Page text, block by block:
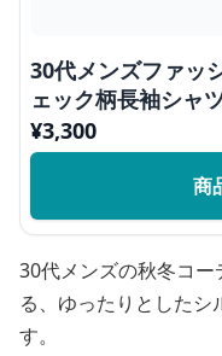
30代メンズファッ
ェック柄長袖シャ
¥3,300
商
30代メンズの秋冬コ
る、ゆったりとした
す。